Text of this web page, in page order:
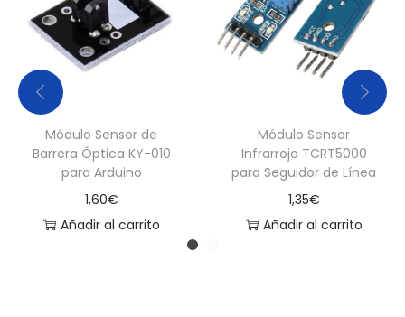
d
a
d
Módulo Sensor de
Barrera Óptica KY-010
para Arduino
1,60€
Añadir al carrito
Módulo Sensor
Infrarrojo TCRT5000
para Seguidor de Línea
1,35€
Añadir al carrito